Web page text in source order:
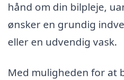
hånd om din bilpleje,
ønsker en grundig
eller en udvendig vask.
Med muligheden for at